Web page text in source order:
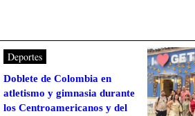
Deportes
Doblete de Colombia en
atletismo y gimnasia durante
los Centroamericanos y del